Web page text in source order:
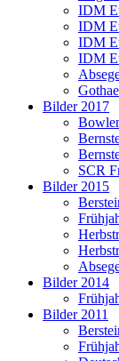
IDM
IDM
IDM
IDM
Bilder 2017
SCR
Bilder 2015
Bilder 2014
Bilder 2011